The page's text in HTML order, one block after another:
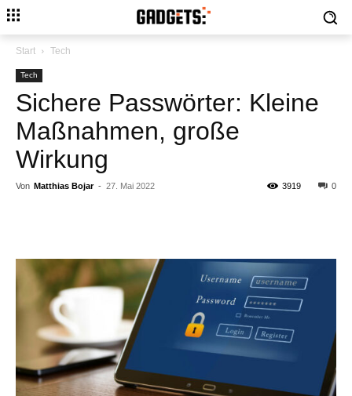
Start Tech
Tech
Sichere Passwörter: Kleine
Maßnahmen, große
Wirkung
Von Matthias Bojar - 27. Mai 2022 0
3919